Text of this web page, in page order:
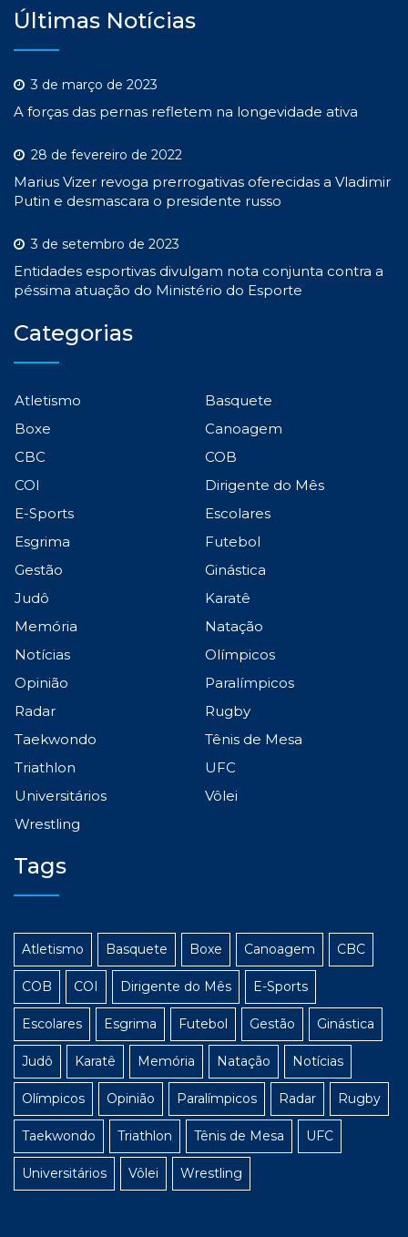
Últimas Notícias
3 de março de 2023
A forças das pernas refletem na longevidade ativa
28 de fevereiro de 2022
Marius Vizer revoga prerrogativas oferecidas a Vladimir
Putin e desmascara o presidente russo
3 de setembro de 2023
Entidades esportivas divulgam nota conjunta contra a
péssima atuação do Ministério do Esporte
Categorias
Atletismo
Basquete
Boxe
Canoagem
CBC
COB
COI
Dirigente do Mês
E-Sports
Escolares
Esgrima
Futebol
Gestão
Ginástica
Judô
Karatê
Memória
Natação
Notícias
Olímpicos
Opinião
Paralímpicos
Radar
Rugby
Taekwondo
Tênis de Mesa
Triathlon
UFC
Universitários
Vôlei
Wrestling
Tags
Atletismo Basquete Boxe Canoagem CBC
COB COI Dirigente do Mês E-Sports
Escolares Esgrima Futebol Gestão Ginástica
Judô Karatê Memória Natação Notícias
Olímpicos Opinião Paralímpicos Radar Rugby
Taekwondo Triathlon Tênis de Mesa UFC
Universitários Vôlei Wrestling